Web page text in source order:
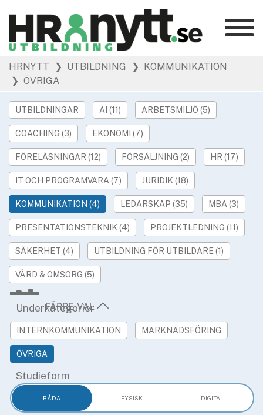
Kategorier
HR Barometer
Ledarskap
Arbetsmiljö
Rekrytering
Hållbarhet »
Podcast
Event »
Våra övriga sajter
Utbildning
Rekryteringsguiden
HRNYTT ❯ UTBILDNING
❯ KOMMUNIKATION
❯ ÖVRIGA
UTBILDNINGAR AI (11) ARBETSMILJÖ (5)
COACHING (3) EKONOMI (7)
FÖRELÄSNINGAR (12) FÖRSÄLJNING (2) HR (17)
IT OCH PROGRAMVARA (7) JURIDIK (18)
KOMMUNIKATION (4) LEDARSKAP (35) MBA (3)
PRESENTATIONSTEKNIK (4) PROJEKTLEDNING (11)
SÄKERHET (4) UTBILDNING FÖR UTBILDARE (1)
VÅRD & OMSORG (5)
Underkategorier
INTERNKOMMUNIKATION MARKNADSFÖRING
ÖVRIGA
Studieform
BÅDA FYSISK DIGITAL